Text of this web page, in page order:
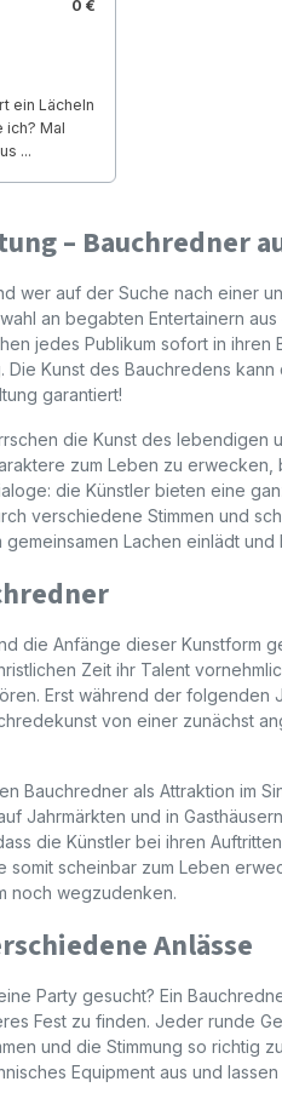
0 €
ein Lächeln
ich? Mal
...
– Bauchredner
wer auf der Suche nach einer
an begabten Entertainern
jedes Publikum sofort in ihren
Kunst des Bauchredens
garantiert!
die Kunst des lebendigen
zum Leben zu
die Künstler bieten eine
verschiedene Stimmen und
Lachen einlädt und
die Anfänge dieser Kunstform
Zeit ihr Talent
Erst während der folgenden
von einer zunächst
Bauchredner als Attraktion im
Jahrmärkten und in
die Künstler bei ihren
somit scheinbar zum Leben
noch wegzudenken.
Anlässe
Party gesucht? Ein
Fest zu finden. Jeder runde
und die Stimmung so richtig
Equipment aus und